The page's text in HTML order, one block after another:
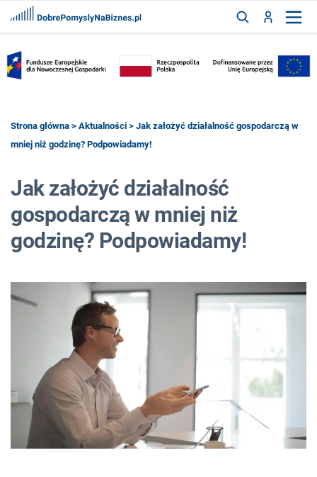
ZAREJESTRUJ
FRANCZYZY
Strona główna > Aktualności > Jak założyć działalność gospodarczą w
mniej niż godzinę? Podpowiadamy!
Jak założyć działalność
gospodarczą w mniej niż
godzinę? Podpowiadamy!